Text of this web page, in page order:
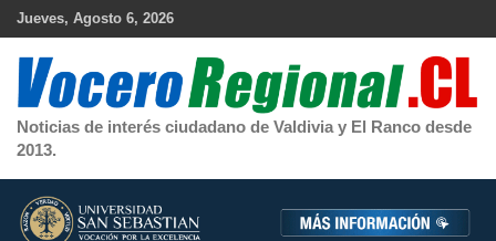
Skip
Jueves, Agosto 6, 2026
Noticias de interés ciudadano de Valdivia y El Ranco desde
2013.